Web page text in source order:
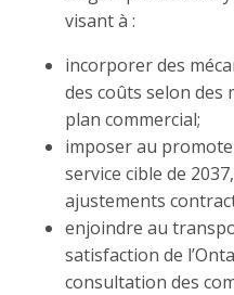
visant à :
incorporer des
des coûts selon des
plan commercial;
imposer au
service cible de
ajustements
enjoindre au
satisfaction de
consultation des